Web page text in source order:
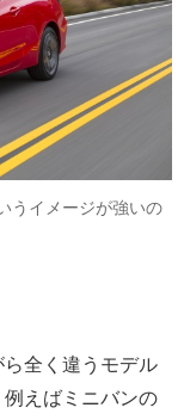
うイメージが強いの
全く違うモデル
えばミニバンの